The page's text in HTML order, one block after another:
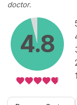
doctor.
4.8
1